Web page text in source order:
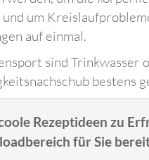
um
auf einmal.
sind Trinkwasser
bestens
Rezeptideen zu
für Sie